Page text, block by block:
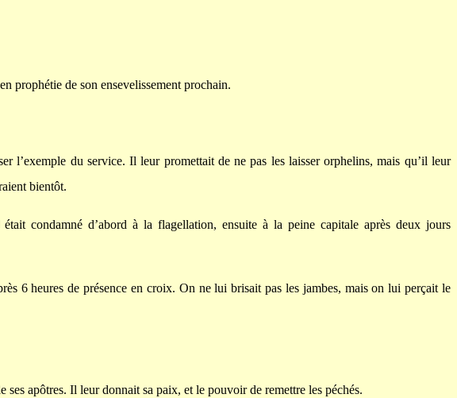
prophétie de son ensevelissement prochain.
l’exemple du service. Il leur promettait de ne pas les laisser orphelins, mais qu’il leur
bientôt.
condamné d’abord à la flagellation, ensuite à la peine capitale après deux jours
6 heures de présence en croix. On ne lui brisait pas les jambes, mais on lui perçait le
apôtres. Il leur donnait sa paix, et le pouvoir de remettre les péchés.